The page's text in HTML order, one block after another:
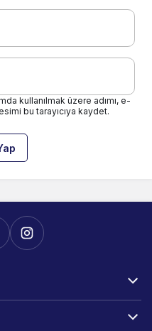
kullanılmak üzere adımı, e-
bu tarayıcıya kaydet.